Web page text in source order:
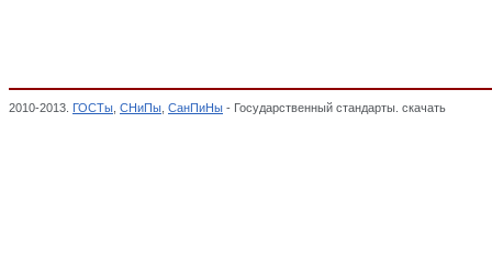
2010-2013. ГОСТы СНиПы СанПиНы - Государственный стандарты. скачать